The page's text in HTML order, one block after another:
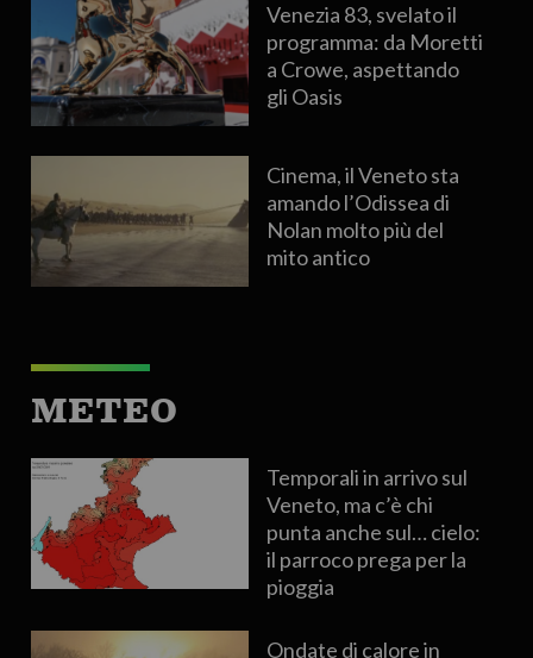
Venezia 83, svelato il
programma: da Moretti
a Crowe, aspettando
gli Oasis
Cinema, il Veneto sta
amando l’Odissea di
Nolan molto più del
mito antico
METEO
Temporali in arrivo sul
Veneto, ma c’è chi
punta anche sul… cielo:
il parroco prega per la
pioggia
Ondate di calore in